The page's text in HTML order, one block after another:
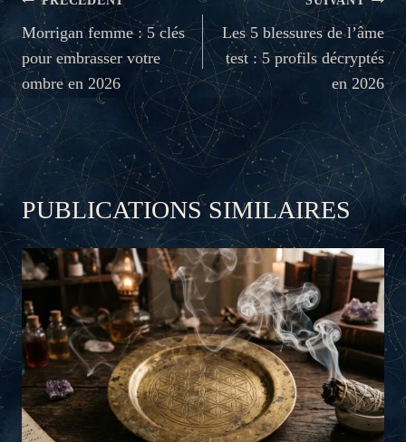
DE
L’ARTICLE
Morrigan femme : 5 clés
pour embrasser votre
ombre en 2026
Les 5 blessures de l’âme
test : 5 profils décryptés
en 2026
PUBLICATIONS SIMILAIRES